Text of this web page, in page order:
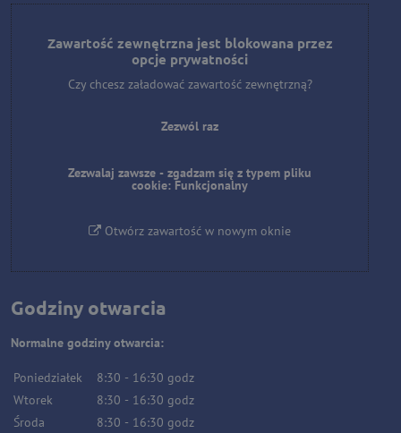
Zawartość zewnętrzna jest blokowana przez
opcje prywatności
Czy chcesz załadować zawartość zewnętrzną?
Zezwól raz
Zezwalaj zawsze - zgadzam się z typem pliku
cookie: Funkcjonalny
Otwórz zawartość w nowym oknie
Godziny otwarcia
Normalne godziny otwarcia:
Poniedziałek 8:30 - 16:30 godz
Wtorek
8:30 - 16:30 godz
Środa
8:30 - 16:30 godz